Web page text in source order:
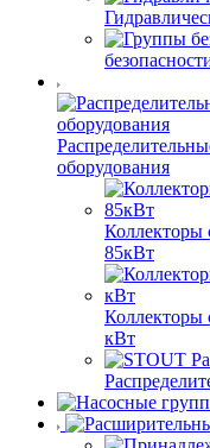
оборудования
Коллекторы
85кВт
Коллекторы
кВт